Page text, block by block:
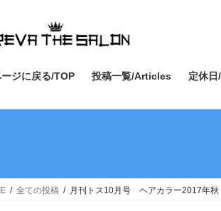
ージに戻る/TOP 投稿一覧/Articles 定休
全ての投稿 月刊トス10月号 ヘアカラー2017年